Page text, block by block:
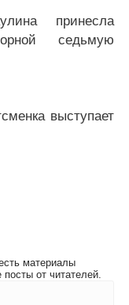
принесла
седьмую
выступает
материалы
от читателей.